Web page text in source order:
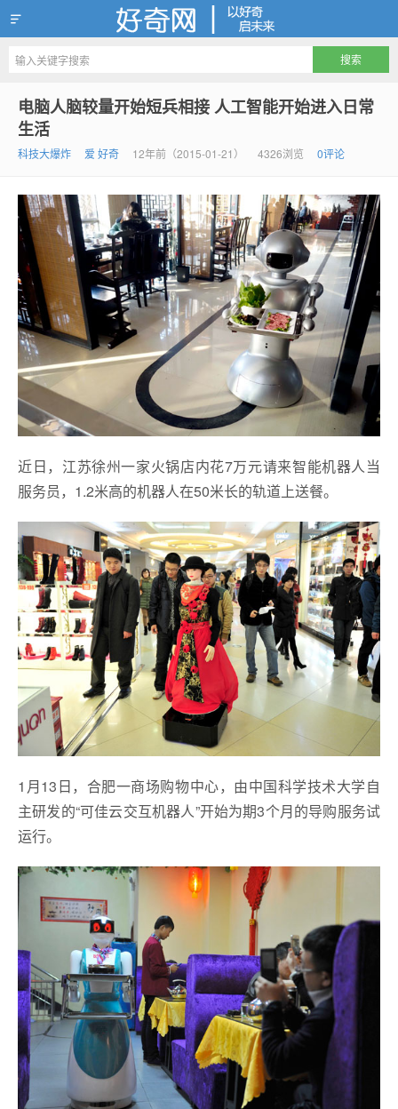
好奇网
电脑人脑较量开始短兵相接 人工智能开始进入日常
生活
科技大爆炸 爱 好奇 12年前（2015-01-21） 4326浏览 0评论
近日，江苏徐州一家火锅店内花7万元请来智能机器人当
服务员，1.2米高的机器人在50米长的轨道上送餐。
1月13日，合肥一商场购物中心，由中国科学技术大学自
主研发的“可佳云交互机器人”开始为期3个月的导购服务试
运行。